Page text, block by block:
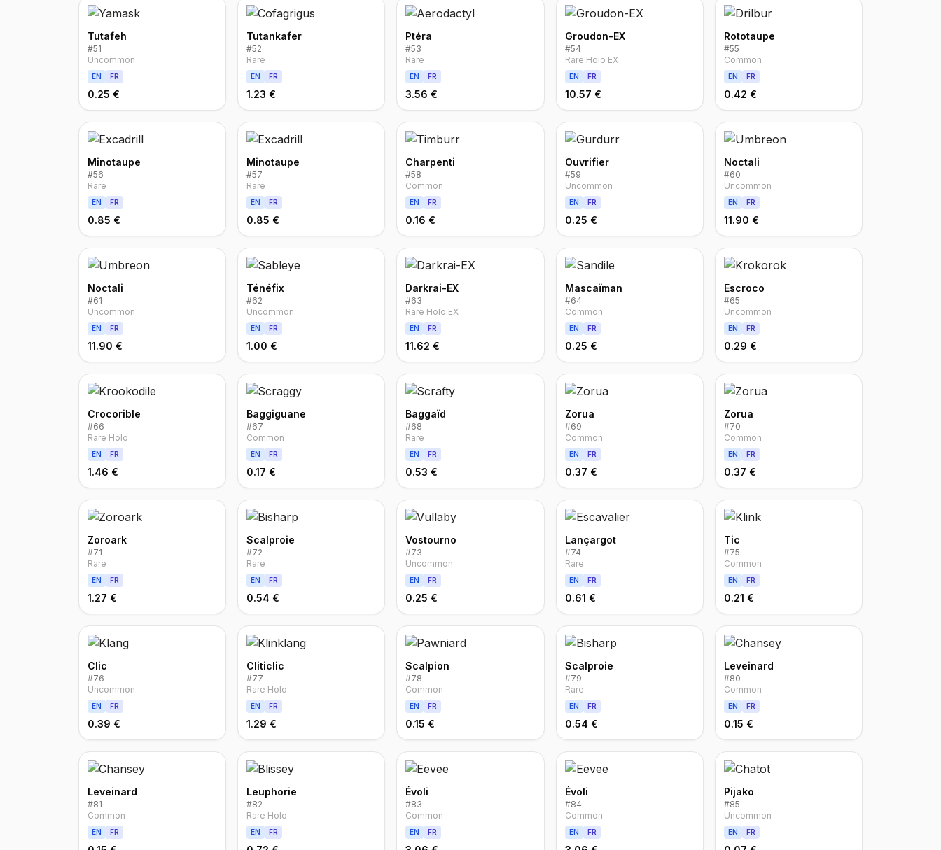
Tutafeh
#51
Uncommon
EN FR
0.25 €
Tutankafer
#52
Rare
EN FR
1.23 €
Ptéra
#53
Rare
EN FR
3.56 €
Groudon-EX
#54
Rare Holo EX
EN FR
10.57 €
Rototaupe
#55
Common
EN FR
0.42 €
Minotaupe
#56
Rare
EN FR
0.85 €
Minotaupe
#57
Rare
EN FR
0.85 €
Charpenti
#58
Common
EN FR
0.16 €
Ouvrifier
#59
Uncommon
EN FR
0.25 €
Noctali
#60
Uncommon
EN FR
11.90 €
Noctali
#61
Uncommon
EN FR
11.90 €
Ténéfix
#62
Uncommon
EN FR
1.00 €
Darkrai-EX
#63
Rare Holo EX
EN FR
11.62 €
Mascaïman
#64
Common
EN FR
0.25 €
Escroco
#65
Uncommon
EN FR
0.29 €
Crocorible
#66
Rare Holo
EN FR
1.46 €
Baggiguane
#67
Common
EN FR
0.17 €
Baggaïd
#68
Rare
EN FR
0.53 €
Zorua
#69
Common
EN FR
0.37 €
Zorua
#70
Common
EN FR
0.37 €
Zoroark
#71
Rare
EN FR
1.27 €
Scalproie
#72
Rare
EN FR
0.54 €
Vostourno
#73
Uncommon
EN FR
0.25 €
Lançargot
#74
Rare
EN FR
0.61 €
Tic
#75
Common
EN FR
0.21 €
Clic
#76
Uncommon
EN FR
0.39 €
Cliticlic
#77
Rare Holo
EN FR
1.29 €
Scalpion
#78
Common
EN FR
0.15 €
Scalproie
#79
Rare
EN FR
0.54 €
Leveinard
#80
Common
EN FR
0.15 €
Leveinard
#81
Common
EN FR
Leuphorie
#82
Rare Holo
EN FR
Évoli
#83
Common
EN FR
Évoli
#84
Common
EN FR
Pijako
#85
Uncommon
EN FR